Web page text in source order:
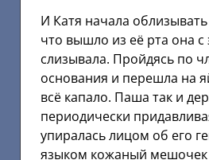
И Катя начала
что вышло из её рта она с
слизывала. Пройдясь по
основания и перешла на
всё капало. Паша так и
периодически
упиралась лицом об его
языком кожаный